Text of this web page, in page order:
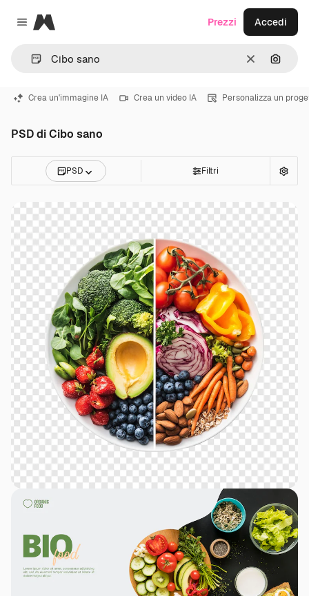
Close menu
Magnific
CancellaCerca
Prezzi Accedi
Crea un'immagine IA Crea un video IA Personalizza un
PSD di Cibo sano
PSD Filtri